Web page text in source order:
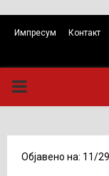
Импресум Контакт
PRIMARY
Објавено на: 11/